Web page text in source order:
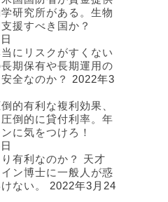
研究所がある。生物
援すべき国か？
にリスクがすくない
期保有や長期運用の
全なのか？
2022年3
的有利な複利効果、
倒的に貸付利率。年
に気をつけろ！
有利なのか？ 天才
ン博士に一般人が惑
ない。
2022年3月24